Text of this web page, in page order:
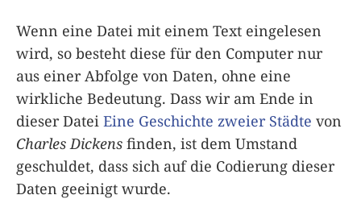
Wenn eine Datei mit einem Text eingelesen
wird, so besteht diese für den Computer nur
aus einer Abfolge von Daten, ohne eine
wirkliche Bedeutung. Dass wir am Ende in
dieser Datei Eine Geschichte zweier Städte von
Charles Dickens finden, ist dem Umstand
geschuldet, dass sich auf die Codierung dieser
Daten geeinigt wurde.